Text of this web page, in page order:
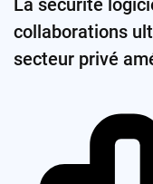
collaborations
secteur privé